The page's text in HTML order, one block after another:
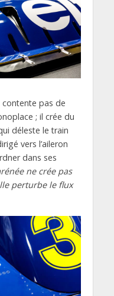
contente pas de
; il crée du
déleste le train
vers l’aileron
dans ses
ne crée pas
perturbe le flux